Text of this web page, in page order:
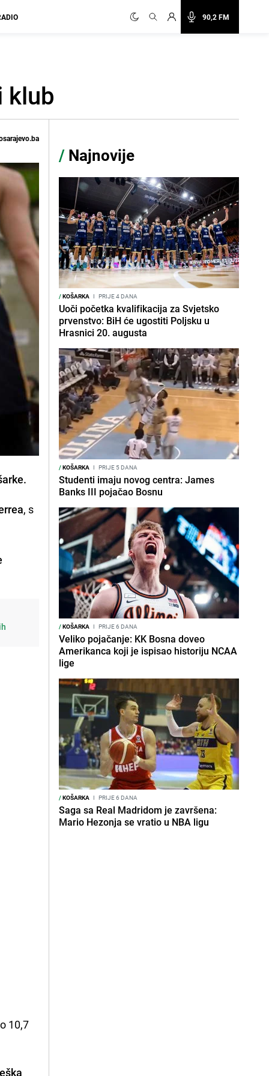
90,2 FM
klub
, s
10,7
/ Najnovije
/KOŠARKA I PRIJE 4 DANA
Uoči početka kvalifikacija za Svjetsko
prvenstvo: BiH će ugostiti Poljsku u
Hrasnici 20. augusta
/KOŠARKA I PRIJE 5 DANA
Studenti imaju novog centra: James
Banks III pojačao Bosnu
/KOŠARKA I PRIJE 6 DANA
Veliko pojačanje: KK Bosna doveo
Amerikanca koji je ispisao historiju NCAA
lige
/KOŠARKA I PRIJE 6 DANA
Saga sa Real Madridom je završena:
Mario Hezonja se vratio u NBA ligu